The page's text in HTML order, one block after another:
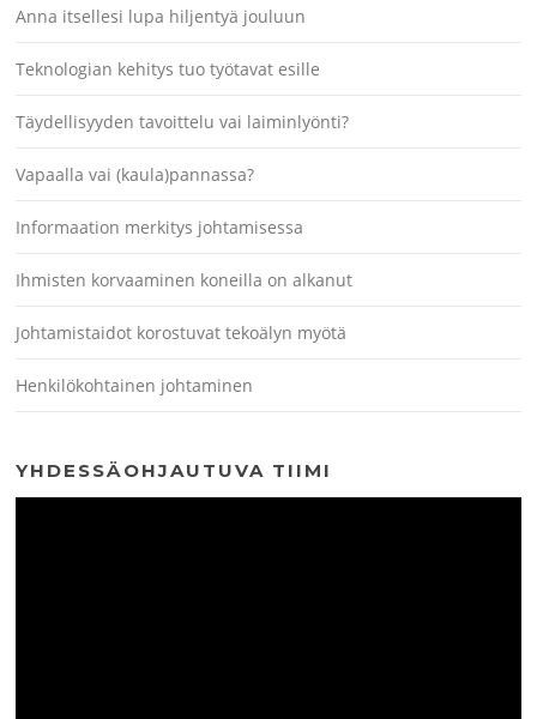
Anna itsellesi lupa hiljentyä jouluun
Teknologian kehitys tuo työtavat esille
Täydellisyyden tavoittelu vai laiminlyönti?
Vapaalla vai (kaula)pannassa?
Informaation merkitys johtamisessa
Ihmisten korvaaminen koneilla on alkanut
Johtamistaidot korostuvat tekoälyn myötä
Henkilökohtainen johtaminen
YHDESSÄOHJAUTUVA TIIMI